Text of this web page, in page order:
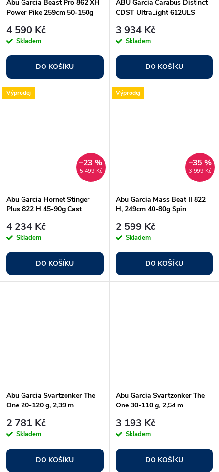
Abu Garcia Beast Pro 862 XH
Power Pike 259cm 50-150g
4 590 Kč
Skladem
DO KOŠÍKU
ABU Garcia Carabus Distinct
CDST UltraLight 612ULS
3 934 Kč
Skladem
DO KOŠÍKU
Výprodej
5 499 Kč
–23 %
Abu Garcia Hornet Stinger
Plus 822 H 45-90g Cast
4 234 Kč
Skladem
DO KOŠÍKU
Výprodej
3 999 Kč
–35 %
Abu Garcia Mass Beat II 822
H, 249cm 40-80g Spin
2 599 Kč
Skladem
DO KOŠÍKU
Abu Garcia Svartzonker The
One 20-120 g, 2,39 m
2 781 Kč
Skladem
DO KOŠÍKU
Abu Garcia Svartzonker The
One 30-110 g, 2,54 m
3 193 Kč
Skladem
DO KOŠÍKU